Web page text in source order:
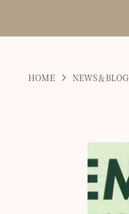
HOME NEWS＆BLOG